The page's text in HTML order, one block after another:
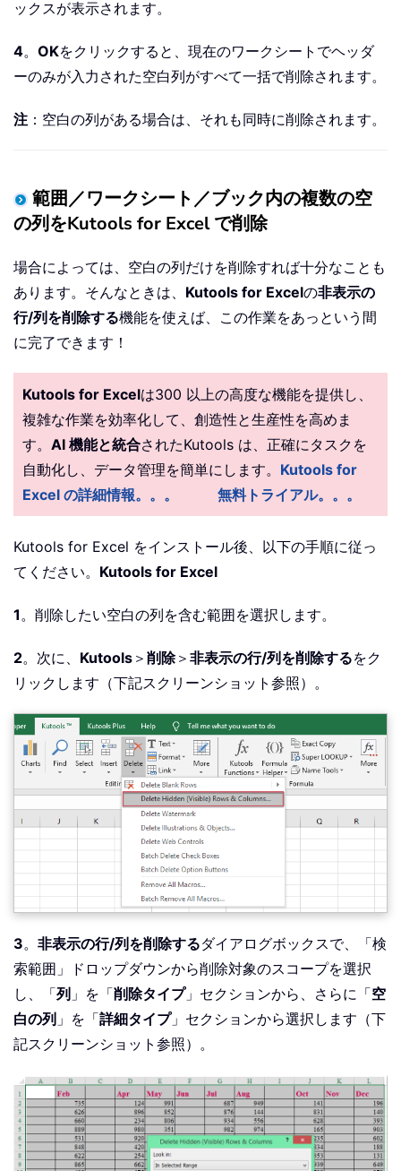
        MsgBox
End
If
    Application
ScreenUpdating
True
End Sub
ックスが表示されます。
4。 OKをクリックすると、現在のワークシートでヘッダ
ーのみが入力された空白列がすべて一括で削除されます。
注 ：空白の列がある場合は、それも同時に削除されます。
範囲／ワークシート／ブック内の複数の空
の列をKutools for Excel で削除
場合によっては、空白の列だけを削除すれば十分なことも
あります。そんなときは、 Kutools for Excelの非表示の
行/列を削除する機能を使えば、この作業をあっという間
に完了できます！
Kutools for Excelは300 以上の高度な機能を提供し、
複雑な作業を効率化して、創造性と生産性を高めま
す。 AI 機能と統合されたKutools は、正確にタスクを
自動化し、データ管理を簡単にします。 Kutools for
Excel の詳細情報。。。
無料トライアル。。。
Kutools for Excel をインストール後、以下の手順に従っ
てください。 Kutools for Excel
1。削除したい空白の列を含む範囲を選択します。
2。次に、 Kutools ＞ 削除＞ 非表示の行/列を削除するをク
リックします（下記スクリーンショット参照）。
3。 非表示の行/列を削除するダイアログボックスで、「検
索範囲」ドロップダウンから削除対象のスコープを選択
し、「列 」を「削除タイプ」セクションから、さらに「空
白の列 」を「詳細タイプ」セクションから選択します（下
記スクリーンショット参照）。